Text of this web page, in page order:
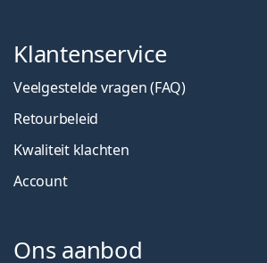
Klantenservice
Veelgestelde vragen (FAQ)
Retourbeleid
Kwaliteit klachten
Account
Ons aanbod